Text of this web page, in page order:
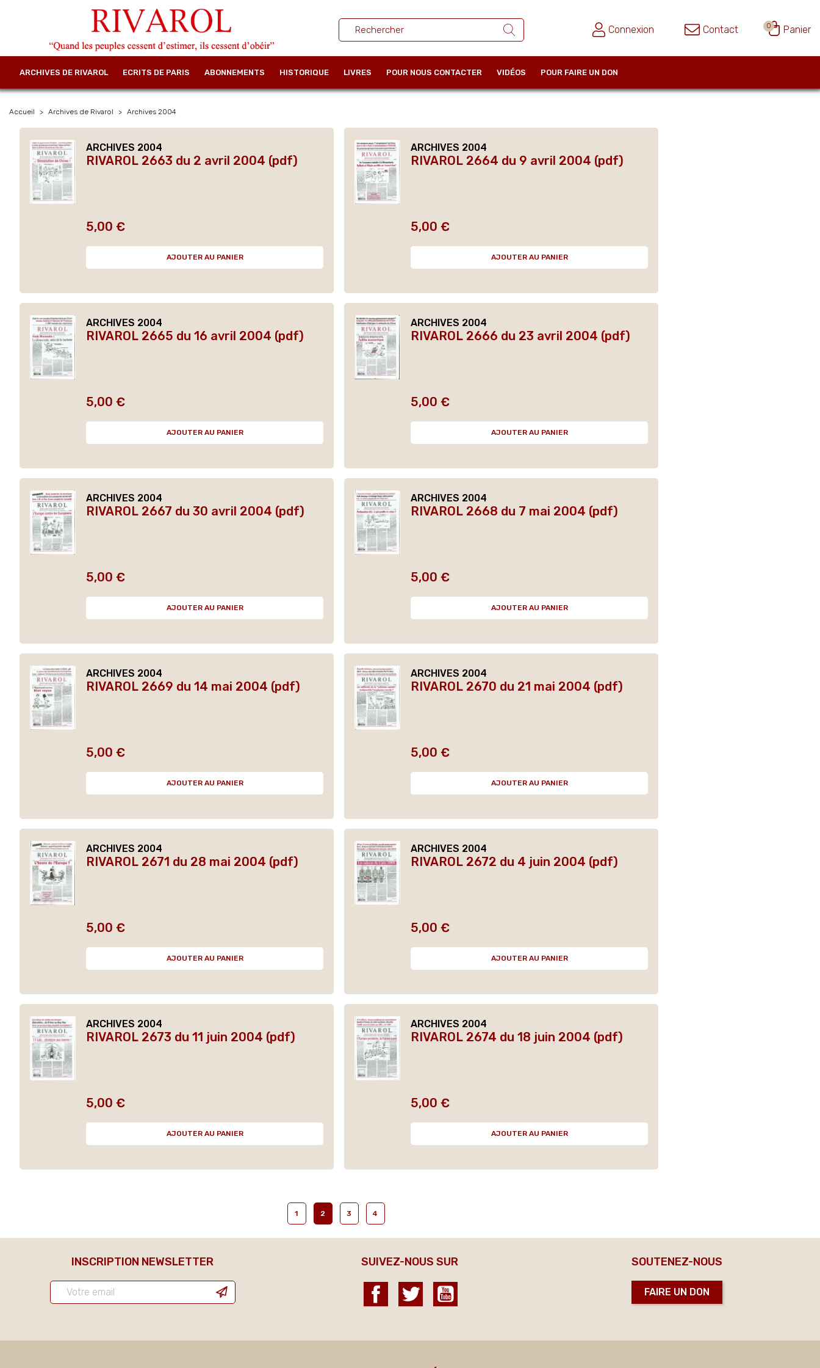
Connexion Contact 0 Panier
ARCHIVES DE RIVAROL ECRITS DE PARIS ABONNEMENTS HISTORIQUE LIVRES POUR NOUS CONTACTER VIDÉOS POUR FAIRE UN DON
Accueil Archives de Rivarol Archives 2004
ARCHIVES 2004
RIVAROL 2663 du 2 avril 2004 (pdf)
Prix
5,00 €
AJOUTER AU PANIER
ARCHIVES 2004
RIVAROL 2664 du 9 avril 2004 (pdf)
Prix
5,00 €
AJOUTER AU PANIER
ARCHIVES 2004
RIVAROL 2665 du 16 avril 2004 (pdf)
Prix
5,00 €
AJOUTER AU PANIER
ARCHIVES 2004
RIVAROL 2666 du 23 avril 2004 (pdf)
Prix
5,00 €
AJOUTER AU PANIER
ARCHIVES 2004
RIVAROL 2667 du 30 avril 2004 (pdf)
Prix
5,00 €
AJOUTER AU PANIER
ARCHIVES 2004
RIVAROL 2668 du 7 mai 2004 (pdf)
Prix
5,00 €
AJOUTER AU PANIER
ARCHIVES 2004
RIVAROL 2669 du 14 mai 2004 (pdf)
Prix
5,00 €
AJOUTER AU PANIER
ARCHIVES 2004
RIVAROL 2670 du 21 mai 2004 (pdf)
Prix
5,00 €
AJOUTER AU PANIER
ARCHIVES 2004
RIVAROL 2671 du 28 mai 2004 (pdf)
Prix
5,00 €
AJOUTER AU PANIER
ARCHIVES 2004
RIVAROL 2672 du 4 juin 2004 (pdf)
Prix
5,00 €
AJOUTER AU PANIER
ARCHIVES 2004
RIVAROL 2673 du 11 juin 2004 (pdf)
Prix
5,00 €
AJOUTER AU PANIER
ARCHIVES 2004
RIVAROL 2674 du 18 juin 2004 (pdf)
Prix
5,00 €
AJOUTER AU PANIER
1 2 3 4
INSCRIPTION NEWSLETTER SUIVEZ-NOUS SUR
Facebook Twitter
SOUTENEZ-NOUS
FAIRE UN DON